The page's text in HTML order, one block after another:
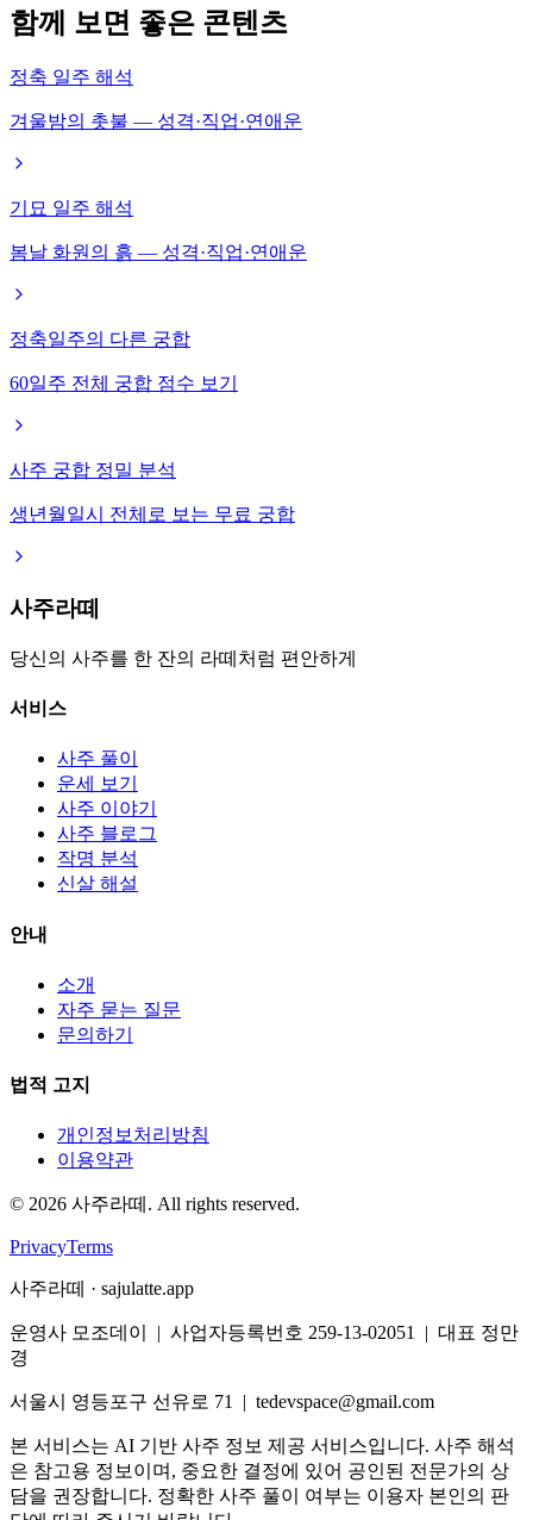
함께 보면 좋은 콘텐츠
정축 일주 해석
겨울밤의 촛불 — 성격·직업·연애운
기묘 일주 해석
봄날 화원의 흙 — 성격·직업·연애운
정축일주의 다른 궁합
60일주 전체 궁합 점수 보기
사주 궁합 정밀 분석
생년월일시 전체로 보는 무료 궁합
사주라떼
당신의 사주를 한 잔의 라떼처럼 편안하게
서비스
사주 풀이
운세 보기
사주 이야기
사주 블로그
작명 분석
신살 해설
안내
소개
자주 묻는 질문
문의하기
법적 고지
개인정보처리방침
이용약관
© 2026 사주라떼. All rights reserved.
PrivacyTerms
사주라떼 · sajulatte.app
운영사 모조데이 | 사업자등록번호 259-13-02051 | 대표 정만
경
서울시 영등포구 선유로 71 | tedevspace@gmail.com
본 서비스는 AI 기반 사주 정보 제공 서비스입니다. 사주 해석
은 참고용 정보이며, 중요한 결정에 있어 공인된 전문가의 상
담을 권장합니다. 정확한 사주 풀이 여부는 이용자 본인의 판